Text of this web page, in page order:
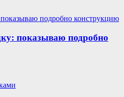
показываю подробно